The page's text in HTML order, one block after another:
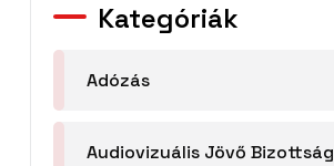
Kategóriák
Adózás
Audiovizuális Jövő Bizottság